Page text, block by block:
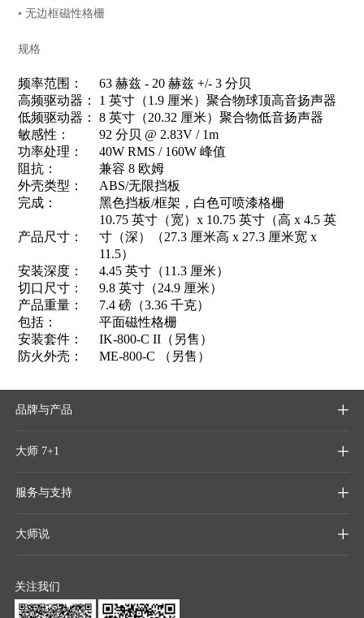
• 无边框磁性格栅
规格
频率范围：
63 赫兹 - 20 赫兹 +/- 3 分贝
高频驱动器：
1 英寸（1.9 厘米）聚合物球顶高音扬声器
低频驱动器：
8 英寸（20.32 厘米）聚合物低音扬声器
敏感性：
92 分贝 @ 2.83V / 1m
功率处理：
40W RMS / 160W 峰值
阻抗：
兼容 8 欧姆
外壳类型：
ABS/无限挡板
完成：
黑色挡板/框架，白色可喷漆格栅
产品尺寸：
10.75 英寸（宽）x 10.75 英寸（高 x 4.5 英
寸（深）（27.3 厘米高 x 27.3 厘米宽 x
11.5）
安装深度：
4.45 英寸（11.3 厘米）
切口尺寸：
9.8 英寸（24.9 厘米）
产品重量：
7.4 磅（3.36 千克）
包括：
平面磁性格栅
安装套件：
IK-800-C II（另售）
防火外壳：
ME-800-C （另售）
品牌与产品 
大师 7+1 
服务与支持 
大师说 
关注我们